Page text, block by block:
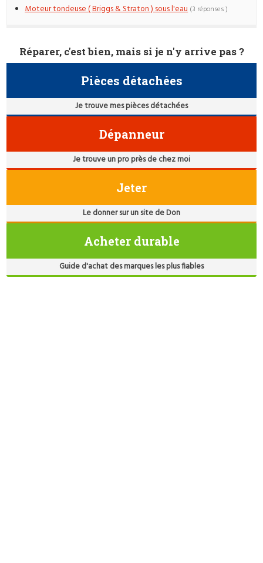
Moteur tondeuse ( Briggs & Straton ) sous l'eau (3 réponses )
Réparer, c'est bien, mais si je n'y arrive pas ?
Pièces détachées
Je trouve mes pièces détachées
Dépanneur
Je trouve un pro près de chez moi
Jeter
Le donner sur un site de Don
Acheter durable
Guide d'achat des marques les plus fiables